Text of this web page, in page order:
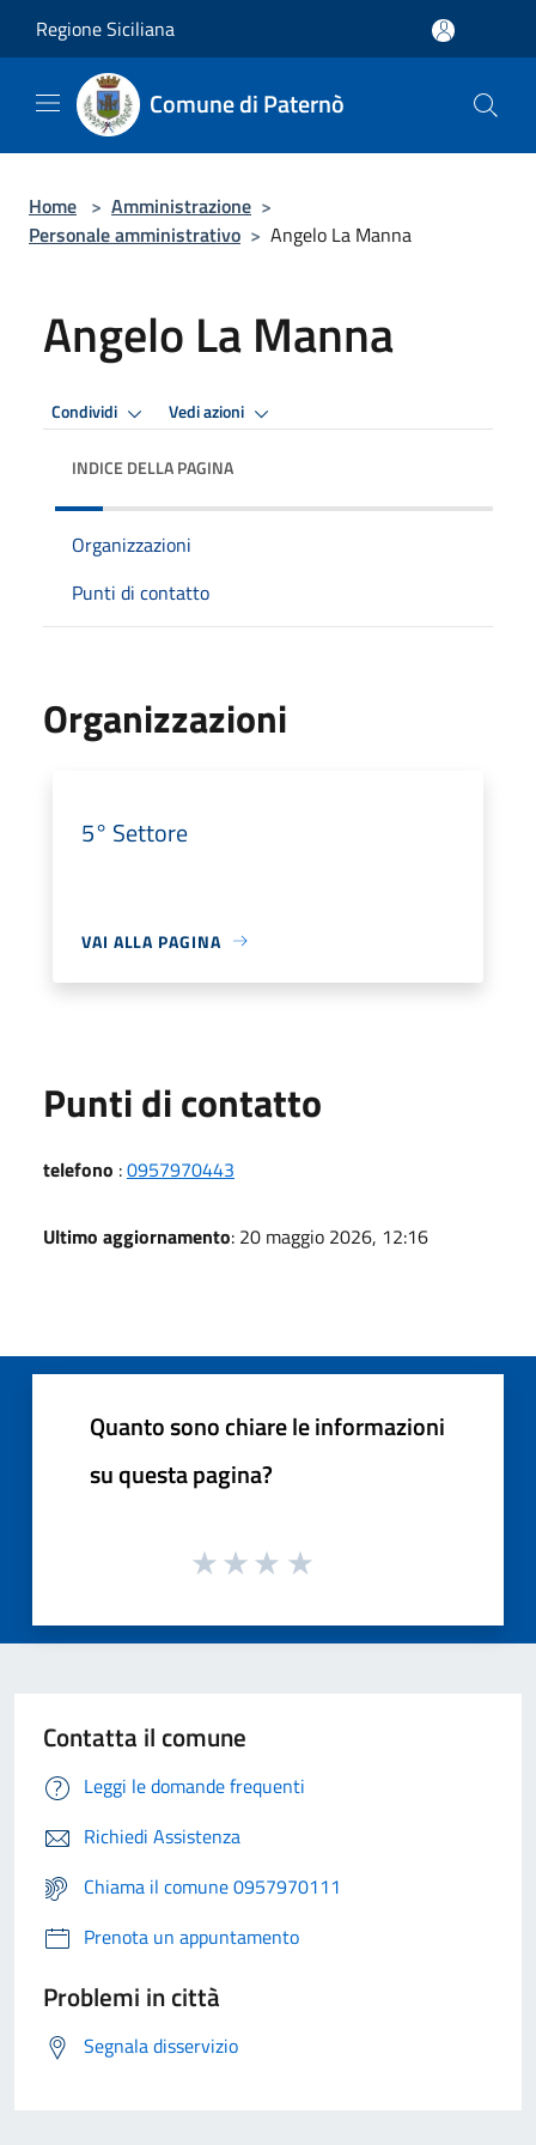
Regione Siciliana
Comune di Paternò
Home > Amministrazione >
Personale amministrativo > Angelo La Manna
Angelo La Manna
Condividi Vedi azioni
INDICE DELLA PAGINA
Organizzazioni
Punti di contatto
Organizzazioni
5° Settore
VAI ALLA PAGINA
Punti di contatto
telefono :0957970443
Ultimo aggiornamento: 20 maggio 2026, 12:16
Quanto sono chiare le informazioni
su questa pagina?
Contatta il comune
Leggi le domande frequenti
Richiedi Assistenza
Chiama il comune 0957970111
Prenota un appuntamento
Problemi in città
Segnala disservizio